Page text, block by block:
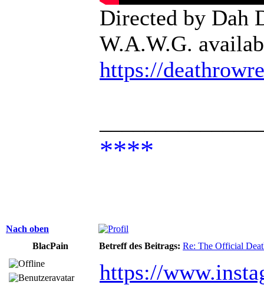
Directed by Dah
W.A.W.G.
https://
****
Nach oben
BlacPain
Betreff des Beitrags: Re: The Official
https://